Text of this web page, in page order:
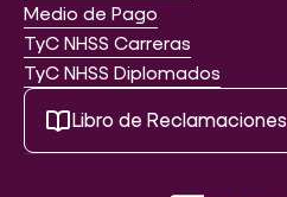
Medio de Pago
TyC NHSS Carreras
TyC NHSS Diplomados
Libro de Reclamaciones